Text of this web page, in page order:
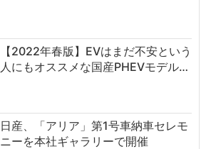
【2022年春版】EVはまだ不安という
人にもオススメな国産PHEVモデル…
日産、「アリア」第1号車納車セレモ
ニーを本社ギャラリーで開催